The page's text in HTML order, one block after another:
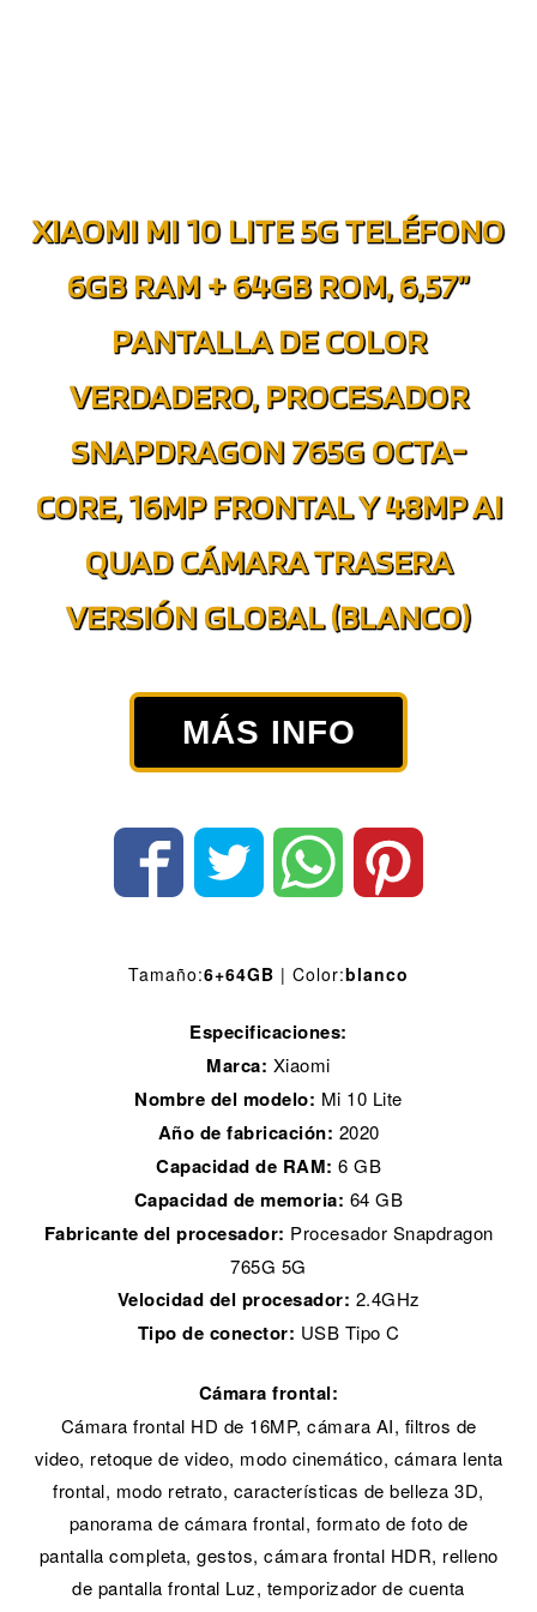
XIAOMI MI 10 LITE 5G TELÉFONO
6GB RAM + 64GB ROM, 6,57”
PANTALLA DE COLOR
VERDADERO, PROCESADOR
SNAPDRAGON 765G OCTA-
CORE, 16MP FRONTAL Y 48MP AI
QUAD CÁMARA TRASERA
VERSIÓN GLOBAL (BLANCO)
MÁS INFO
Tamaño:6+64GB | Color:blanco
Especificaciones:
Marca: Xiaomi
Nombre del modelo: Mi 10 Lite
Año de fabricación: 2020
Capacidad de RAM: 6 GB
Capacidad de memoria: 64 GB
Fabricante del procesador: Procesador Snapdragon
765G 5G
Velocidad del procesador: 2.4GHz
Tipo de conector: USB Tipo C
Cámara frontal:
Cámara frontal HD de 16MP, cámara AI, filtros de
video, retoque de video, modo cinemático, cámara lenta
frontal, modo retrato, características de belleza 3D,
panorama de cámara frontal, formato de foto de
pantalla completa, gestos, cámara frontal HDR, relleno
de pantalla frontal Luz, temporizador de cuenta